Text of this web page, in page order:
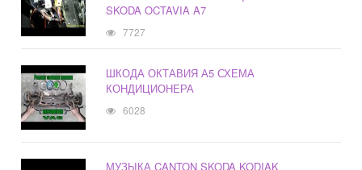
SKODA OCTAVIA A7
7727
ШКОДА ОКТАВИЯ А5 СХЕМА
КОНДИЦИОНЕРА
6028
МУЗЫКА CANTON SKODA KODIAK